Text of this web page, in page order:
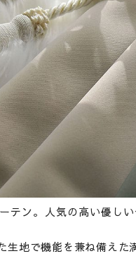
テン。人気の高い優し
地で機能を兼ね備えた